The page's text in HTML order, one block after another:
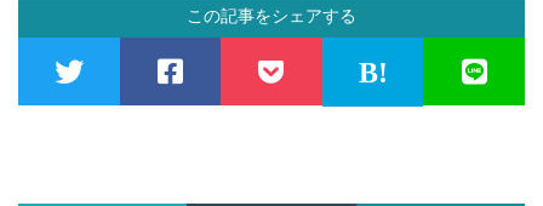
この記事をシェアする